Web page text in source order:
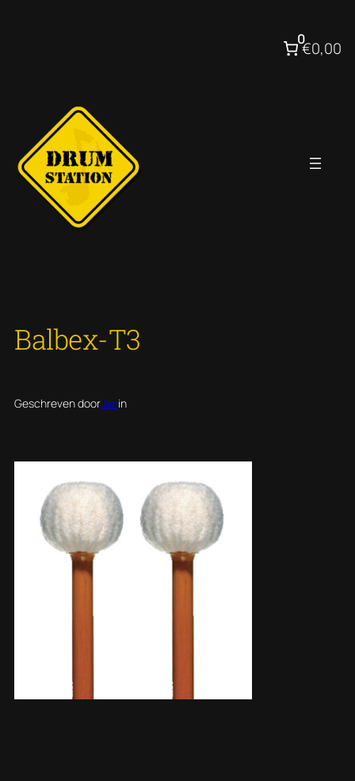
0€0,00
Balbex-T3
Geschreven doorJanin